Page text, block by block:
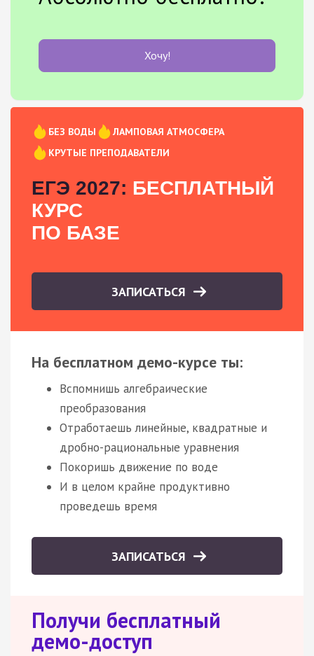
Хочу!
БЕЗ ВОДЫ
ЛАМПОВАЯ АТМОСФЕРА
КРУТЫЕ ПРЕПОДАВАТЕЛИ
ЕГЭ 2027: БЕСПЛАТНЫЙ
КУРС
ПО БАЗЕ
ЗАПИСАТЬСЯ
На бесплатном демо-курсе ты:
Вспомнишь алгебраические
преобразования
Отработаешь линейные, квадратные и
дробно-рациональные уравнения
Покоришь движение по воде
И в целом крайне продуктивно
проведешь время
ЗАПИСАТЬСЯ
Получи бесплатный
демо-доступ